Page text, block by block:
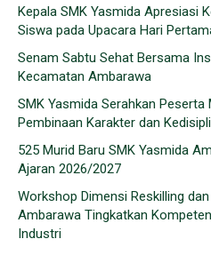
Kepala SMK Yasmida Apresiasi
Siswa pada Upacara Hari
Senam Sabtu Sehat Bersama
Kecamatan Ambarawa
SMK Yasmida Serahkan Peserta
Pembinaan Karakter dan
525 Murid Baru SMK Yasmida
Ajaran 2026/2027
Workshop Dimensi Reskilling
Ambarawa Tingkatkan
Industri